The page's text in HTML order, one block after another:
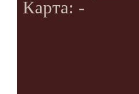
Карта: -